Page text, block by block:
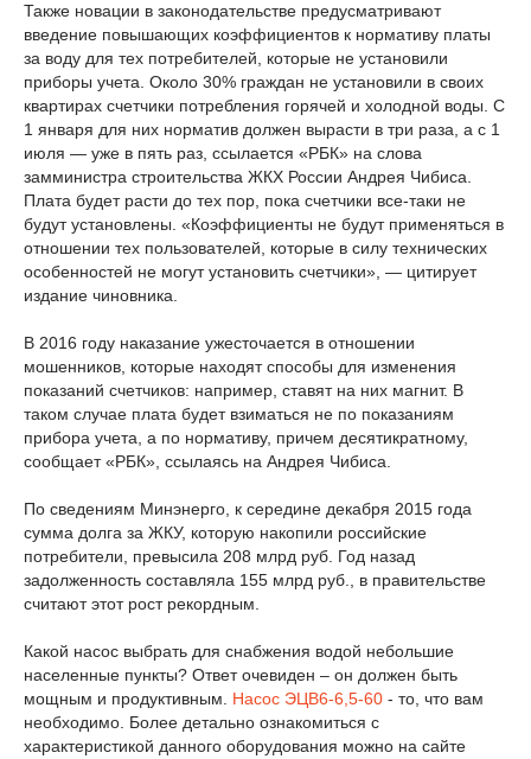
Также новации в законодательстве предусматривают
введение повышающих коэффициентов к нормативу платы
за воду для тех потребителей, которые не установили
приборы учета. Около 30% граждан не установили в своих
квартирах счетчики потребления горячей и холодной воды. С
1 января для них норматив должен вырасти в три раза, а с 1
июля — уже в пять раз, ссылается «РБК» на слова
замминистра строительства ЖКХ России Андрея Чибиса.
Плата будет расти до тех пор, пока счетчики все-таки не
будут установлены. «Коэффициенты не будут применяться в
отношении тех пользователей, которые в силу технических
особенностей не могут установить счетчики», — цитирует
издание чиновника.
В 2016 году наказание ужесточается в отношении
мошенников, которые находят способы для изменения
показаний счетчиков: например, ставят на них магнит. В
таком случае плата будет взиматься не по показаниям
прибора учета, а по нормативу, причем десятикратному,
сообщает «РБК», ссылаясь на Андрея Чибиса.
По сведениям Минэнерго, к середине декабря 2015 года
сумма долга за ЖКУ, которую накопили российские
потребители, превысила 208 млрд руб. Год назад
задолженность составляла 155 млрд руб., в правительстве
считают этот рост рекордным.
Какой насос выбрать для снабжения водой небольшие
населенные пункты? Ответ очевиден – он должен быть
мощным и продуктивным. Насос ЭЦВ6-6,5-60 - то, что вам
необходимо. Более детально ознакомиться с
характеристикой данного оборудования можно на сайте